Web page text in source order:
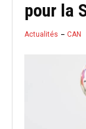
pour la
Actualités CAN